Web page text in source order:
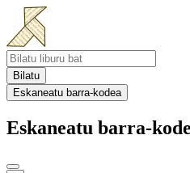
Bilatu
Eskaneatu barra-kodea
Eskaneatu barra-